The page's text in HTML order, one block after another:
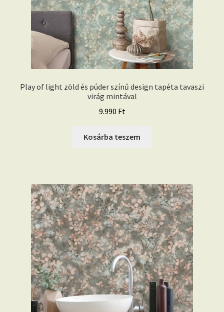
Play of light zöld és púder színű design tapéta tavaszi
virág mintával
9.990 Ft
Kosárba teszem